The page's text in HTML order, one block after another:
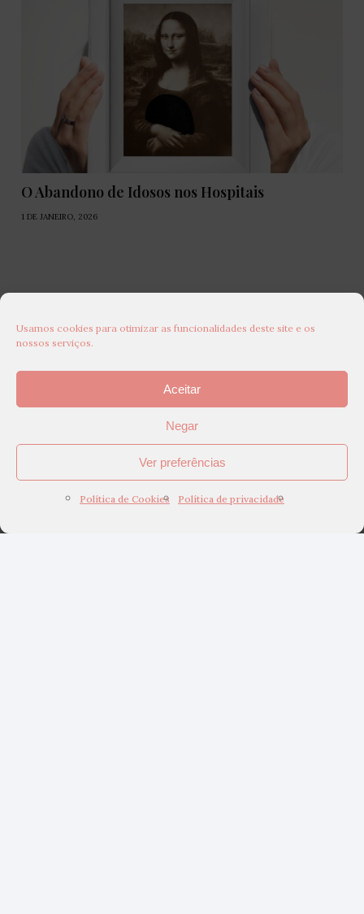
Usamos cookies para otimizar as funcionalidades deste site e os
nossos serviços.
Aceitar
Negar
Ver preferências
Política de Cookies Política de privacidade
O Abandono de Idosos nos Hospitais
1 DE JANEIRO, 2026